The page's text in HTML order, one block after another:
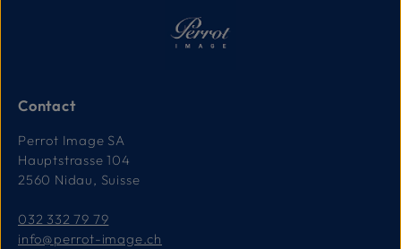
Contact
Perrot Image SA
Hauptstrasse 104
2560 Nidau, Suisse
032 332 79 79
info@perrot-image.ch